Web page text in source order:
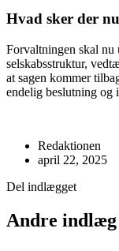
Hvad sker der
Forvaltningen skal nu
selskabsstruktur,
at sagen kommer
endelig beslutning og
Redaktionen
april 22, 2025
Del indlægget
Andre indlæg